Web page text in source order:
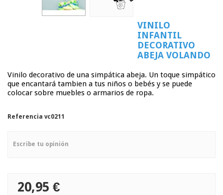
VINILO
INFANTIL
DECORATIVO
ABEJA VOLANDO
Vinilo decorativo de una simpática abeja. Un toque simpático
que encantará tambien a tus niños o bebés y se puede
colocar sobre muebles o armarios de ropa.
Referencia vc0211
Escribe tu opinión
20,95 €